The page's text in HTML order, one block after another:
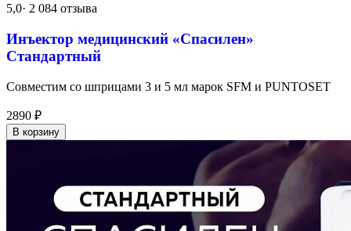
5,0· 2 084 отзыва
Инъектор медицинский «Спасилен»
Стандартный
Совместим со шприцами 3 и 5 мл марок SFM и PUNTOSET
2890 ₽
В корзину